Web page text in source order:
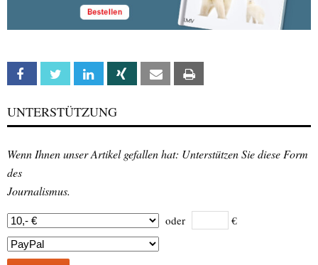
Facebook Twitter Linkedin Xing Email
UNTERSTÜTZUNG
Wenn Ihnen unser Artikel gefallen hat: Unterstützen Sie diese Form
des
Journalismus.
oder €